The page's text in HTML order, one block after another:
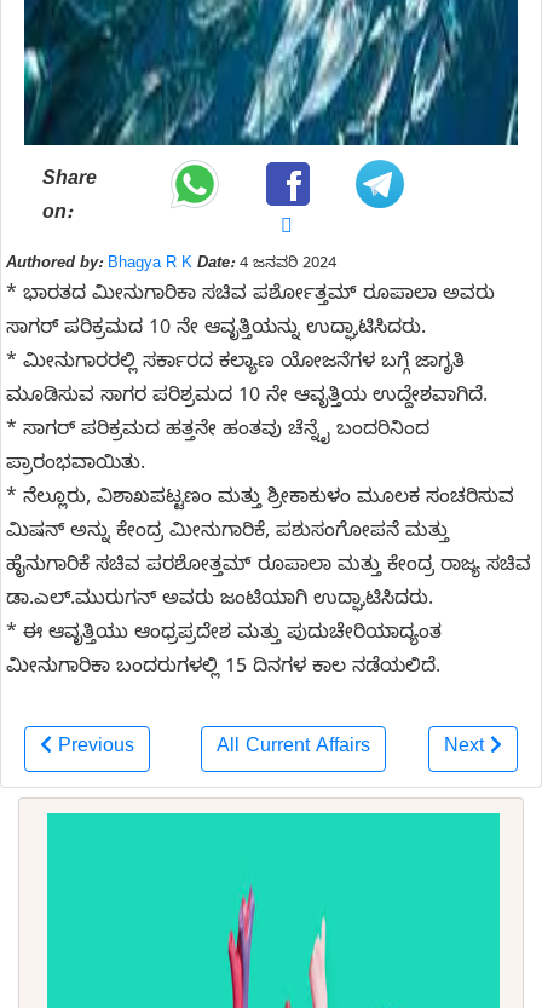
Share
on:
Authored by: Bhagya R K Date:4 ಜನವರಿ 2024
* ಭಾರತದ ಮೀನುಗಾರಿಕಾ ಸಚಿವ ಪರ್ಶೋತ್ತಮ್ ರೂಪಾಲಾ ಅವರು
ಸಾಗರ್ ಪರಿಕ್ರಮದ 10 ನೇ ಆವೃತ್ತಿಯನ್ನು ಉದ್ಘಾಟಿಸಿದರು.
* ಮೀನುಗಾರರಲ್ಲಿ ಸರ್ಕಾರದ ಕಲ್ಯಾಣ ಯೋಜನೆಗಳ ಬಗ್ಗೆ ಜಾಗೃತಿ
ಮೂಡಿಸುವ ಸಾಗರ ಪರಿಶ್ರಮದ 10 ನೇ ಆವೃತ್ತಿಯ ಉದ್ದೇಶವಾಗಿದೆ.
* ಸಾಗರ್ ಪರಿಕ್ರಮದ ಹತ್ತನೇ ಹಂತವು ಚೆನ್ನೈ ಬಂದರಿನಿಂದ
ಪ್ರಾರಂಭವಾಯಿತು.
* ನೆಲ್ಲೂರು, ವಿಶಾಖಪಟ್ಟಣಂ ಮತ್ತು ಶ್ರೀಕಾಕುಳಂ ಮೂಲಕ ಸಂಚರಿಸುವ
ಮಿಷನ್ ಅನ್ನು ಕೇಂದ್ರ ಮೀನುಗಾರಿಕೆ, ಪಶುಸಂಗೋಪನೆ ಮತ್ತು
ಹೈನುಗಾರಿಕೆ ಸಚಿವ ಪರಶೋತ್ತಮ್ ರೂಪಾಲಾ ಮತ್ತು ಕೇಂದ್ರ ರಾಜ್ಯ ಸಚಿವ
ಡಾ.ಎಲ್.ಮುರುಗನ್ ಅವರು ಜಂಟಿಯಾಗಿ ಉದ್ಘಾಟಿಸಿದರು.
* ಈ ಆವೃತ್ತಿಯು ಆಂಧ್ರಪ್ರದೇಶ ಮತ್ತು ಪುದುಚೇರಿಯಾದ್ಯಂತ
ಮೀನುಗಾರಿಕಾ ಬಂದರುಗಳಲ್ಲಿ 15 ದಿನಗಳ ಕಾಲ ನಡೆಯಲಿದೆ.
Previous All Current Affairs Next